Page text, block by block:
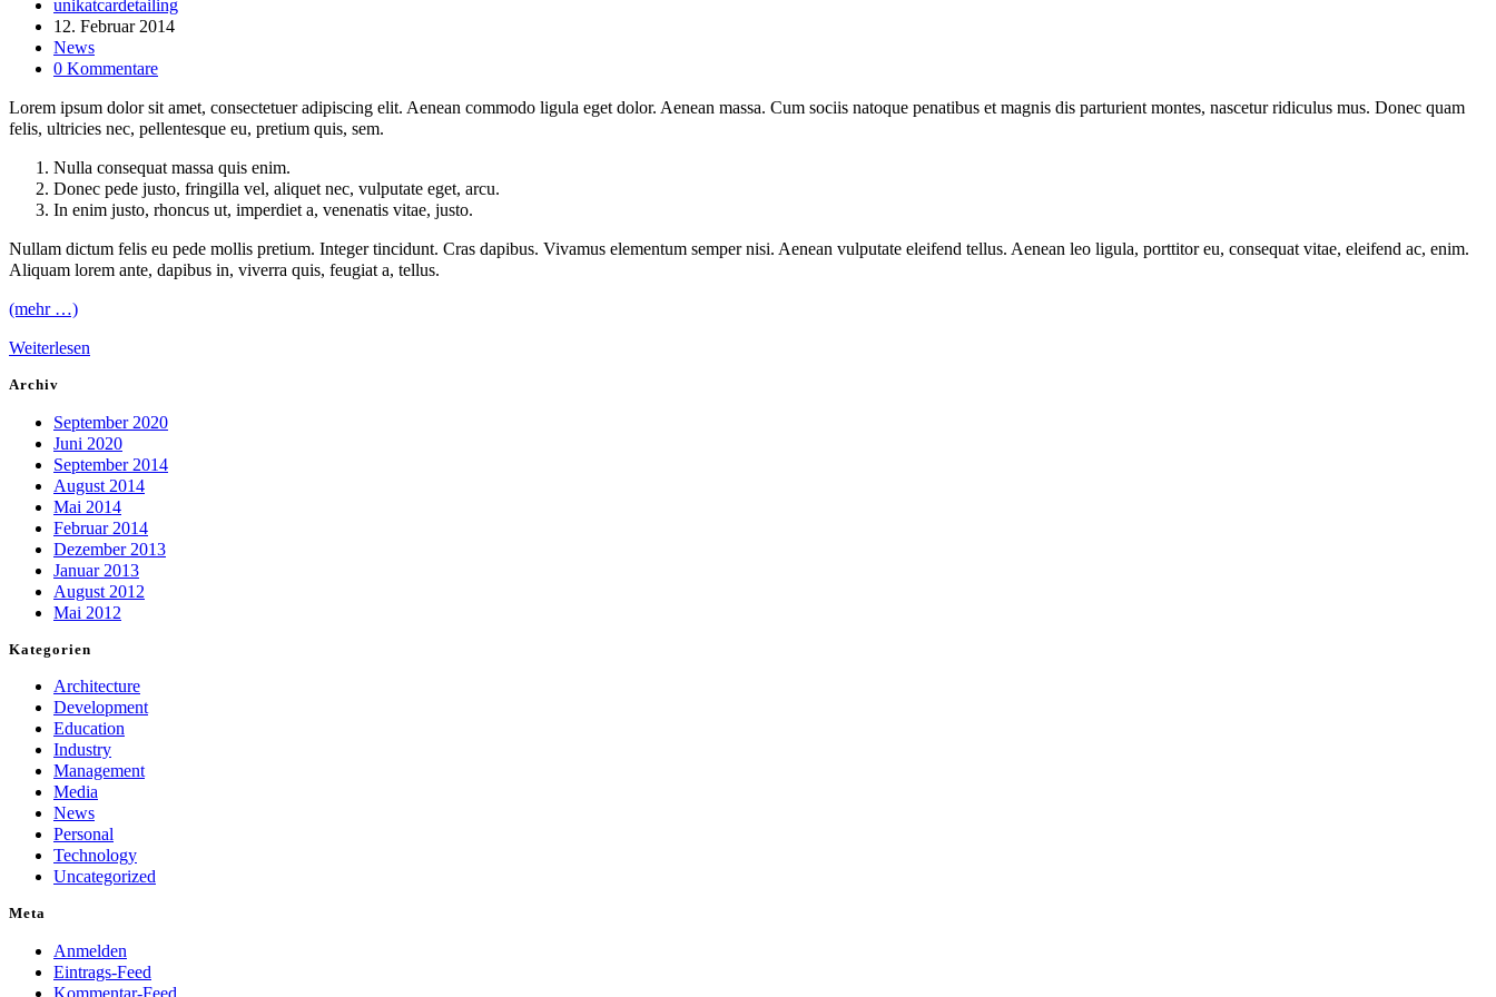
unikatcardetailing
12. Februar 2014
News
0 Kommentare
Lorem ipsum dolor sit amet, consectetuer adipiscing elit. Aenean commodo ligula eget dolor. Aenean massa. Cum sociis natoque penatibus et magnis dis parturient montes, nascetur ridiculus mus. Donec quam
felis, ultricies nec, pellentesque eu, pretium quis, sem.
Nulla consequat massa quis enim.
Donec pede justo, fringilla vel, aliquet nec, vulputate eget, arcu.
In enim justo, rhoncus ut, imperdiet a, venenatis vitae, justo.
Nullam dictum felis eu pede mollis pretium. Integer tincidunt. Cras dapibus. Vivamus elementum semper nisi. Aenean vulputate eleifend tellus. Aenean leo ligula, porttitor eu, consequat vitae, eleifend ac, enim.
Aliquam lorem ante, dapibus in, viverra quis, feugiat a, tellus.
(mehr …)
Weiterlesen
Archiv
September 2020
Juni 2020
September 2014
August 2014
Mai 2014
Februar 2014
Dezember 2013
Januar 2013
August 2012
Mai 2012
Kategorien
Architecture
Development
Education
Industry
Management
Media
News
Personal
Technology
Uncategorized
Meta
Anmelden
Eintrags-Feed
Kommentar-Feed
verbessern
können.
Erfahrung
Damit unsere
während
Ihres Besuchs
so gut wie
funktioniert.
Wenn Sie
ablehnen,
einige
von der
Marketing
Indem Sie Ihre
Interessen und Ihr
Verhalten beim
Besuch unserer
Website mitteilen,
erhöhen Sie die
Wahrscheinlichkeit,
personalisierte
Angebote zu sehen.